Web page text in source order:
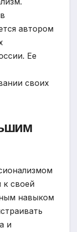
автором
Ее
своих
своей
навыком
и